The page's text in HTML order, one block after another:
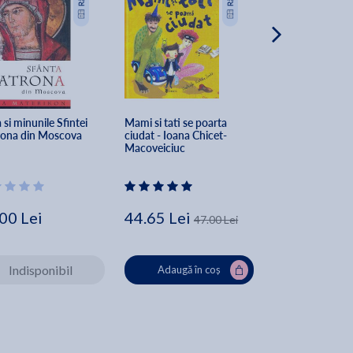
si minunile Sfintei
din Moscova
Lei
Indisponibil
Mami si tati se poarta
ciudat - Ioana Chicet-
Macoveiciuc
44.65 Lei 47.00 Lei
Adaugă în coș